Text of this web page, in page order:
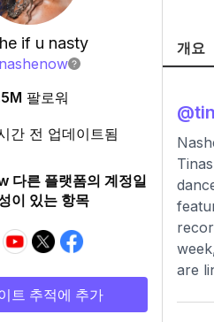
if u nasty
팔로워
간 전 업데이트됨
다른 플랫폼의 계정일
이 있는 항목
트 추적에 추가
개요
@
are